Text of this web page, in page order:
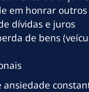
em honrar
dívidas e juros
de bens
ansiedade